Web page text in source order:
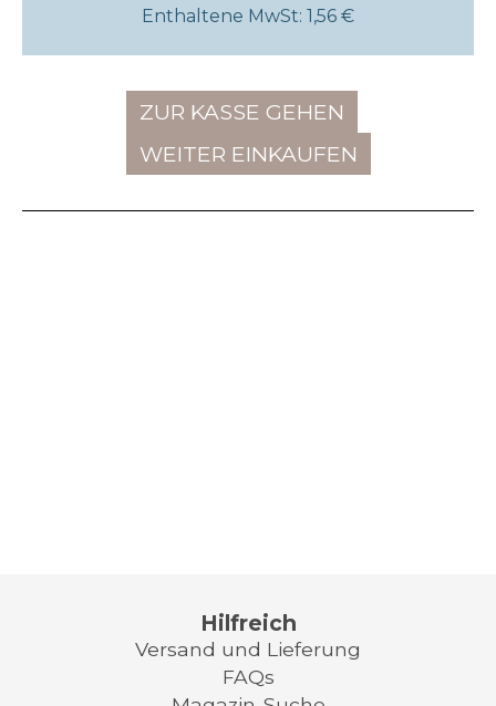
Enthaltene MwSt: 1,56 €
ZUR KASSE GEHEN
WEITER EINKAUFEN
Hilfreich
Versand und Lieferung
FAQs